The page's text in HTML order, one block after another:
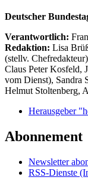
Deutscher
Verantwortlich:
Redaktion: Lisa
(stellv.
Claus Peter Kosfeld,
vom Dienst), Sandra
Helmut Stoltenberg,
Herausgeber
Abonnement
Newsletter
RSS-Dienste